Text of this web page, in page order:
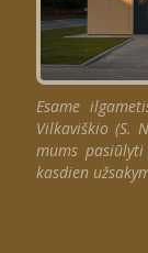
Esame
Vilkaviškio (S.
mums
kasdien